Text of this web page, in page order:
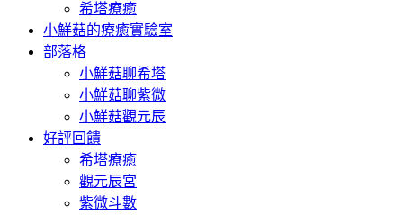
希塔療癒
小鮮菇的療癒實驗室
部落格
小鮮菇聊希塔
小鮮菇聊紫微
小鮮菇觀元辰
好評回饋
希塔療癒
觀元辰宮
紫微斗數